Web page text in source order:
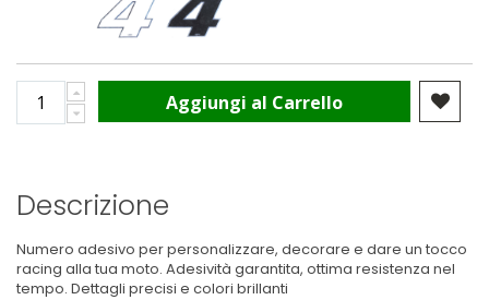
Aggiungi al Carrello
Descrizione
Numero adesivo per personalizzare, decorare e dare un tocco
racing alla tua moto. Adesività garantita, ottima resistenza nel
tempo. Dettagli precisi e colori brillanti